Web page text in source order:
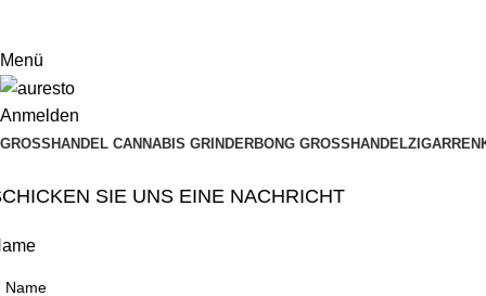
Menü
Anmelden
GROSSHANDEL CANNABIS GRINDER BONG GROSSHANDEL
SIE UNS EINE NACHRICHT